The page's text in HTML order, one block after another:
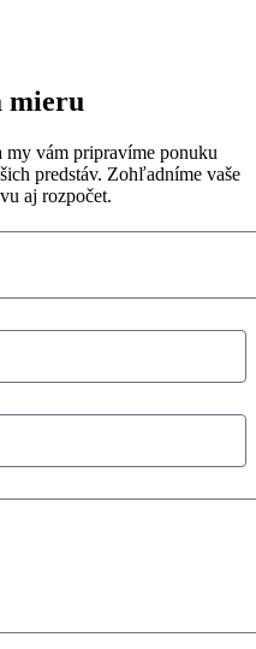
mieru
vám pripravíme ponuku
predstáv. Zohľadníme vaše
aj rozpočet.